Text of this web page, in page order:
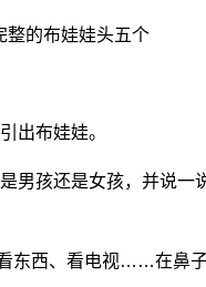
的布娃娃头五个
布娃娃。
孩还是女孩，并说一
西、看电视……在鼻